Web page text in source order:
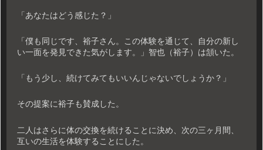
「あなたはどう感じた？」
「僕も同じです、裕子さん。この体験を通じて、自分の新し
い一面を発見できた気がします。」智也（裕子）は頷いた。
「もう少し、続けてみてもいいんじゃないでしょうか？」
その提案に裕子も賛成した。
二人はさらに体の交換を続けることに決め、次の三ヶ月間、
互いの生活を体験することにした。